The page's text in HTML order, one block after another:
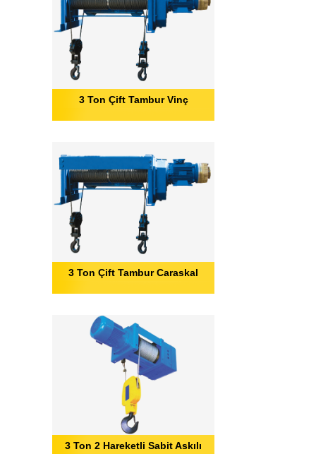
3 Ton Çift Tambur Vinç
3 Ton Çift Tambur Caraskal
3 Ton 2 Hareketli Sabit Askılı